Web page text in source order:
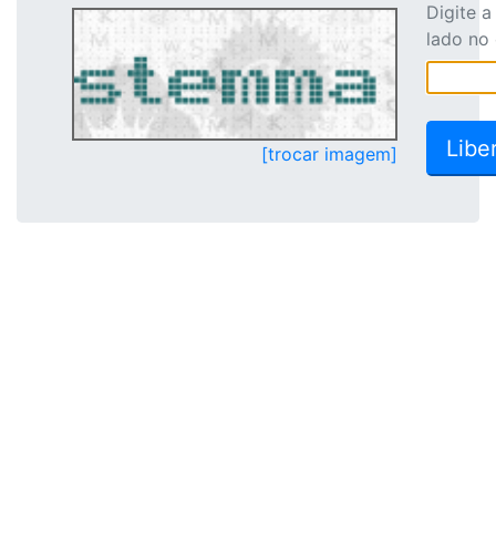
[trocar imagem]
Digite
lado no